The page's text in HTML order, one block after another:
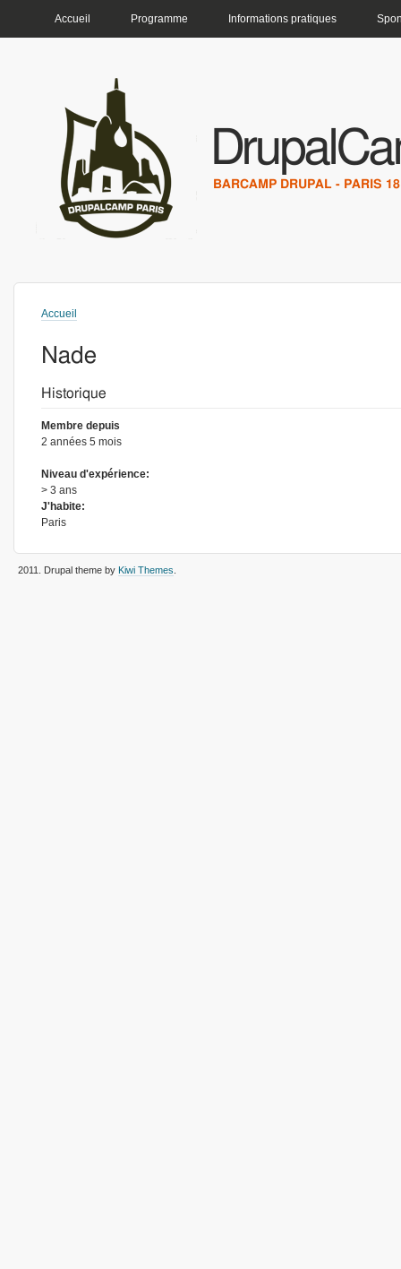
Accueil Programme Informations pratiques
BARCAMP DRUPAL - PARIS
Vous êtes ici
Accueil
Nade
Historique
Membre depuis
2 années 5 mois
Niveau d'expérience:
> 3 ans
J'habite:
Paris
2011 . Drupal theme by Kiwi Themes